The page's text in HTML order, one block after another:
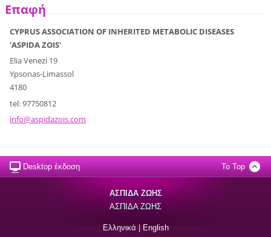
Επαφή
CYPRUS ASSOCIATION OF INHERITED METABOLIC DISEASES
'ASPIDA ZOIS'
Elia Venezi 19
Ypsonas-Limassol
4180
tel: 97750812
info@aspidazois.com
Desktop έκδοση To Top
ΑΣΠΙΔΑ ΖΩΗΣ
ΑΣΠΙΔΑ ΖΩΗΣ
Ελληνικά English